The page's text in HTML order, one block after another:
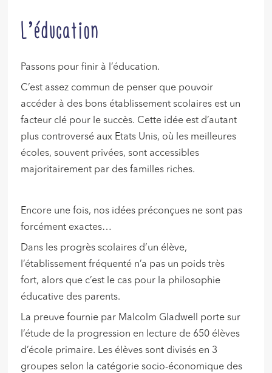
L’éducation
Passons pour finir à l’éducation.
C’est assez commun de penser que pouvoir
accéder à des bons établissement scolaires est un
facteur clé pour le succès. Cette idée est d’autant
plus controversé aux Etats Unis, où les meilleures
écoles, souvent privées, sont accessibles
majoritairement par des familles riches.
Encore une fois, nos idées préconçues ne sont pas
forcément exactes…
Dans les progrès scolaires d’un élève,
l’établissement fréquenté n’a pas un poids très
fort, alors que c’est le cas pour la philosophie
éducative des parents.
La preuve fournie par Malcolm Gladwell porte sur
l’étude de la progression en lecture de 650 élèves
d’école primaire. Les élèves sont divisés en 3
groupes selon la catégorie socio-économique des